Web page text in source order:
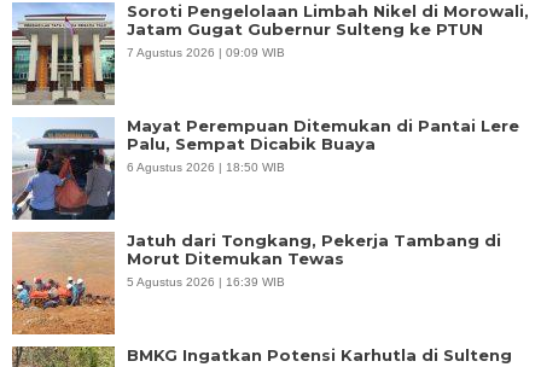
Soroti Pengelolaan Limbah Nikel di Morowali,
Jatam Gugat Gubernur Sulteng ke PTUN
7 Agustus 2026 | 09:09 WIB
Mayat Perempuan Ditemukan di Pantai Lere
Palu, Sempat Dicabik Buaya
6 Agustus 2026 | 18:50 WIB
Jatuh dari Tongkang, Pekerja Tambang di
Morut Ditemukan Tewas
5 Agustus 2026 | 16:39 WIB
BMKG Ingatkan Potensi Karhutla di Sulteng